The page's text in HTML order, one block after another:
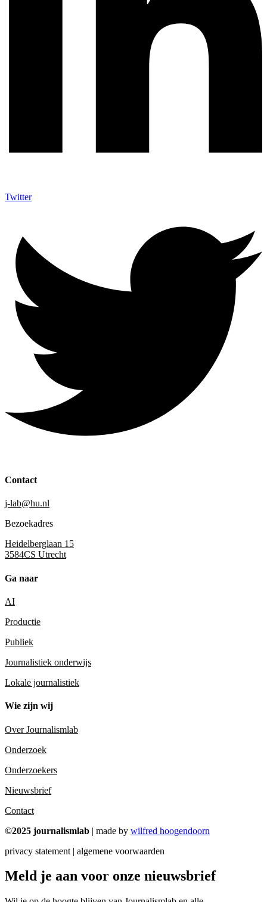
Twitter
Contact
j-lab@hu.nl
Bezoekadres
Heidelberglaan 15
3584CS Utrecht
Ga naar
AI
Productie
Publiek
Journalistiek onderwijs
Lokale journalistiek
Wie zijn wij
Over Journalismlab
Onderzoek
Onderzoekers
Nieuwsbrief
Contact
©2025 journalismlab | made by wilfred hoogendoorn
privacy statement | algemene voorwaarden
Meld je aan voor onze nieuwsbrief